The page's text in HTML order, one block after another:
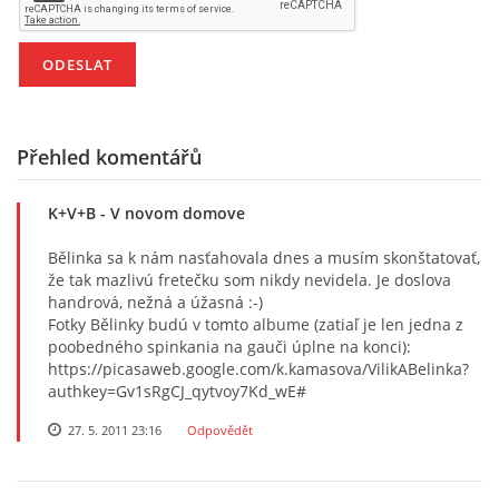
E - S H O P
VÝROČNÍ ZPRÁVY
KONTAKT
NAPSALI O NÁS
Přehled komentářů
K+V+B - V novom domove
Bělinka sa k nám nasťahovala dnes a musím skonštatovať,
že tak mazlivú fretečku som nikdy nevidela. Je doslova
handrová, nežná a úžasná :-)
Fotky Bělinky budú v tomto albume (zatiaľ je len jedna z
poobedného spinkania na gauči úplne na konci):
https://picasaweb.google.com/k.kamasova/VilikABelinka?
authkey=Gv1sRgCJ_qytvoy7Kd_wE#
27. 5. 2011 23:16 Odpovědět